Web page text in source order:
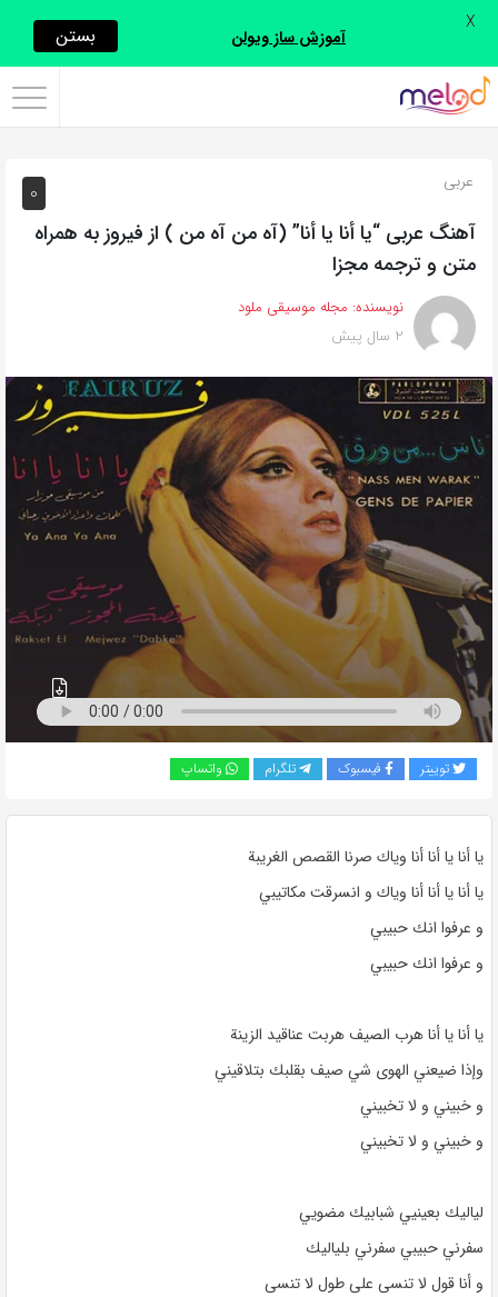
اشتراک
با
روش‌های
زیر
این
صفحه
را
با
دوستان
خود
به
بگذارید.
کپی
لینک
0 عربی
آهنگ عربی “يا أنا يا أنا” (آه من آه من ) از فیروز به همراه
متن و ترجمه مجزا
نویسنده: مجله موسیقی ملود
2 سال پیش
توییتر فیسبوک تلگرام واتساپ
يا أنا يا أنا أنا وياك صرنا القصص الغريبة
يا أنا يا أنا أنا وياك و انسرقت مكاتيبي
و عرفوا انك حبيبي
و عرفوا انك حبيبي
يا أنا يا أنا هرب الصيف هربت عناقيد الزينة
وإذا ضيعني الهوى شي صيف بقلبك بتلاقيني
و خبيني و لا تخبيني
و خبيني و لا تخبيني
لياليك بعينيي شبابيك مضويي
سفرني حبيبي سفرني بلياليك
و أنا قول لا تنسى على طول لا تنسى
آموزش ساز ویولن بستن X